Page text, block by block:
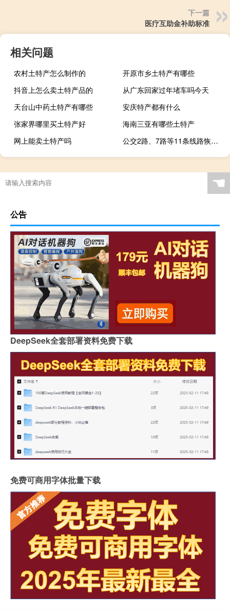
下一篇
医疗互助金补助标准
相关问题
农村土特产怎么制作的
开原市乡土特产有哪些
抖音上怎么卖土特产品的
从广东回家过年堵车吗今天
天台山中药土特产有哪些
安庆特产都有什么
张家界哪里买土特产好
海南三亚有哪些土特产
网上能卖土特产吗
公交2路、7路等11条线路恢复原线运行 到底什么情况嘞
☚
公告
DeepSeek全套部署资料免费下载
免费可商用字体批量下载